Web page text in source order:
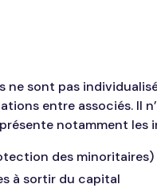
sont pas
entre associés. Il
notamment les
des minoritaires)
à sortir du capital